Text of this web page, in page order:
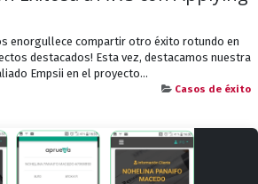
enorgullece compartir otro éxito rotundo en
destacados! Esta vez, destacamos nuestra
Empsii en el proyecto...
Casos de éxito